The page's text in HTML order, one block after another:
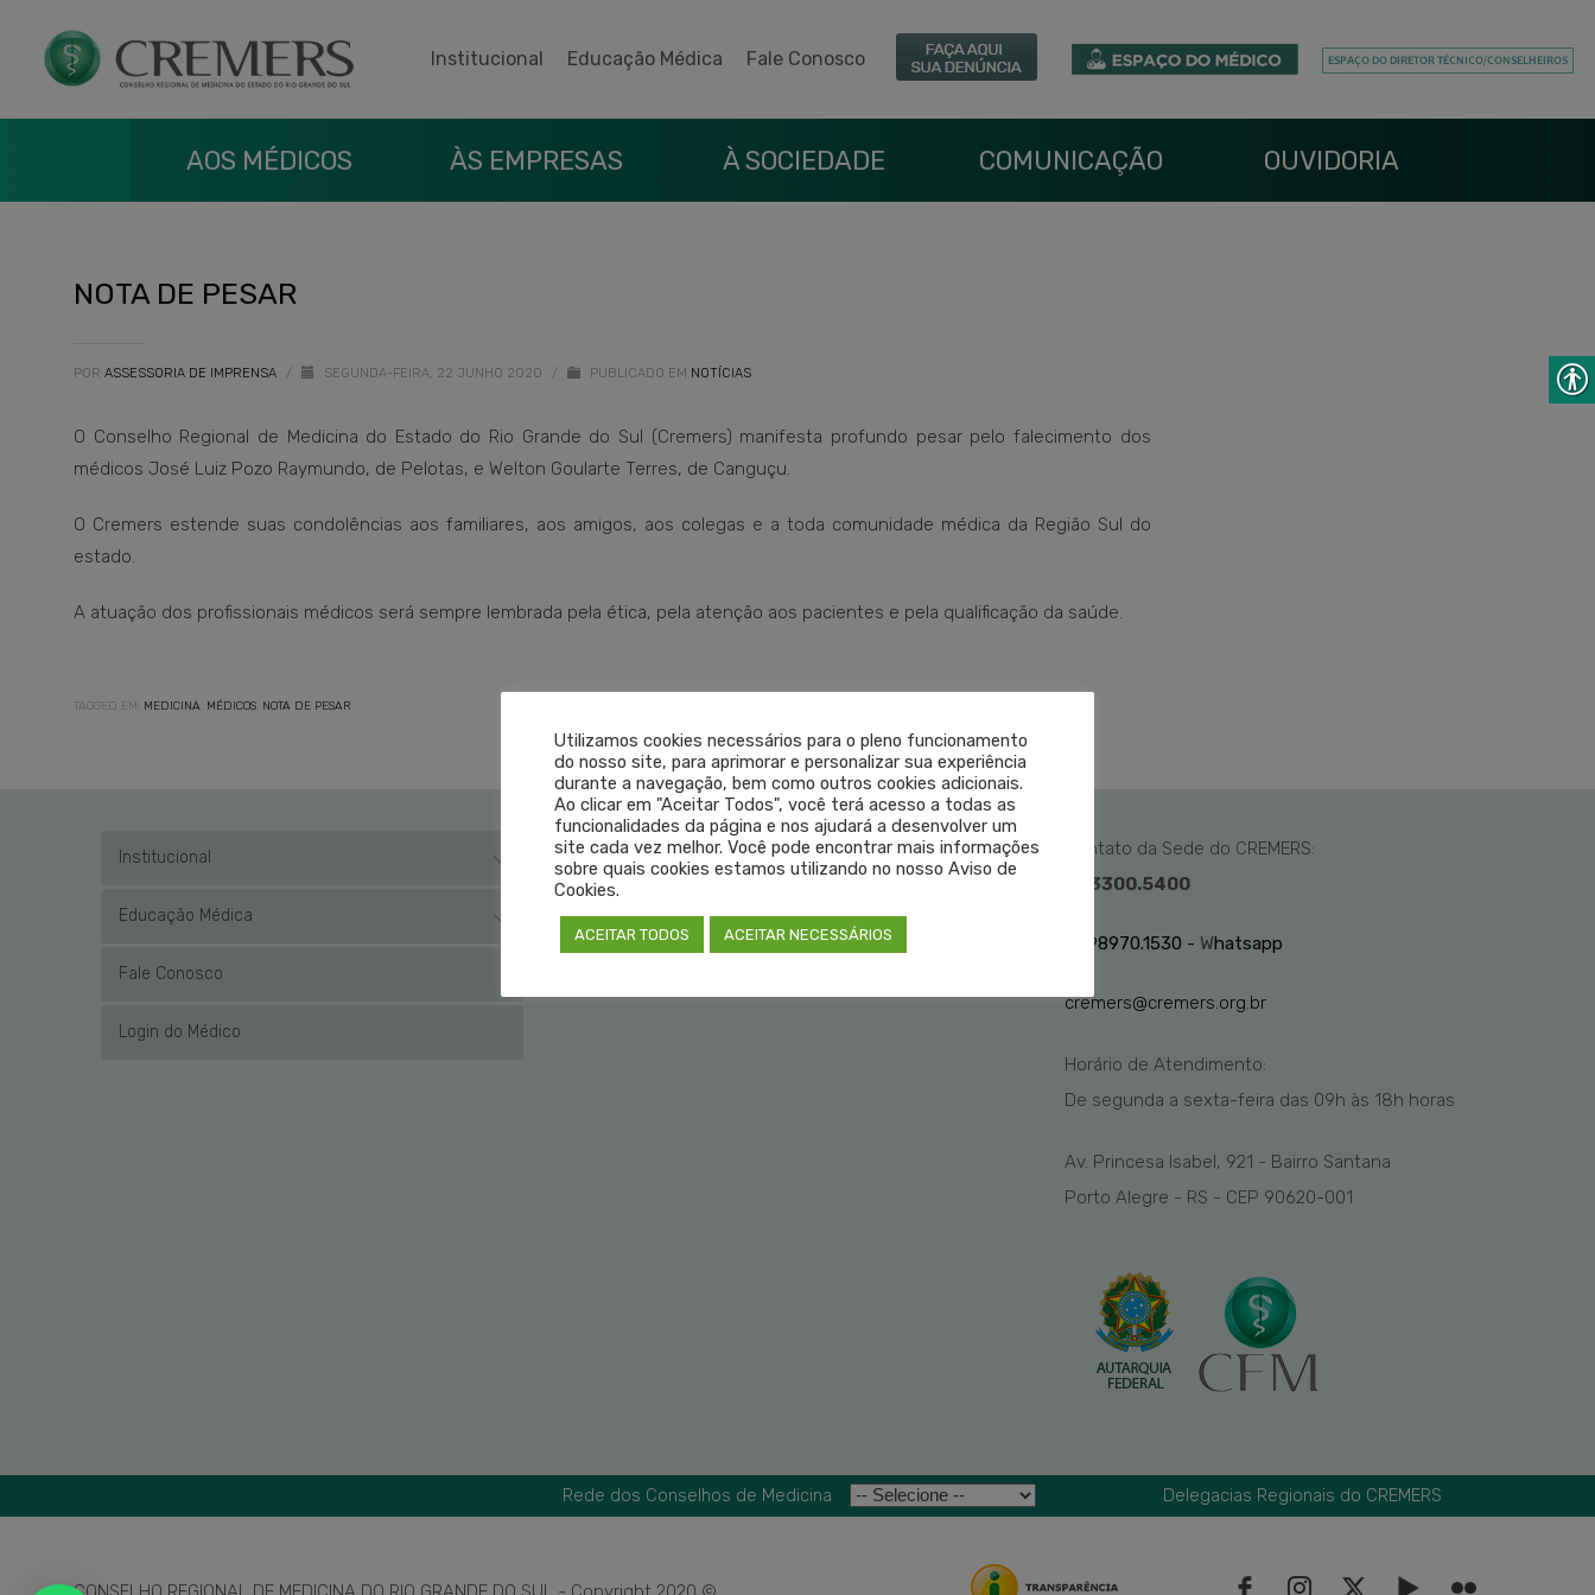
Institucional Educação Médica Fale Conosco
AOS MÉDICOS ÀS EMPRESAS À SOCIEDADE COMUNICAÇÃO OUVIDORIA
NOTA DE PESAR
POR ASSESSORIA DE IMPRENSA / SEGUNDA-FEIRA, 22 JUNHO 2020 / PUBLICADO EM NOTÍCIAS
O Conselho Regional de Medicina do Estado do Rio Grande do Sul (Cremers) manifesta profundo pesar pelo falecimento dos
médicos José Luiz Pozo Raymundo, de Pelotas, e Welton Goularte Terres, de Canguçu.
O Cremers estende suas condolências aos familiares, aos amigos, aos colegas e a toda comunidade médica da Região Sul do
estado.
A atuação dos profissionais médicos será sempre lembrada pela ética, pela atenção aos pacientes e pela qualificação da saúde.
TAGGED EM: MEDICINA MÉDICOS NOTA DE PESAR
Institucional
Educação Médica
Fale Conosco
Login do Médico
Contato da Sede do CREMERS:
51 3300.5400
51 98970.1530 - Whatsapp
cremers@cremers.org.br
Horário de Atendimento:
De segunda a sexta-feira das 09h às 18h horas
Av. Princesa Isabel, 921 - Bairro Santana
Porto Alegre - RS - CEP 90620-001
Rede dos Conselhos de Medicina Delegacias Regionais do CREMERS
Utilizamos cookies necessários para o pleno funcionamento
do nosso site, para aprimorar e personalizar sua experiência
durante a navegação, bem como outros cookies adicionais.
Ao clicar em "Aceitar Todos", você terá acesso a todas as
funcionalidades da página e nos ajudará a desenvolver um
site cada vez melhor. Você pode encontrar mais informações
sobre quais cookies estamos utilizando no nosso Aviso de
Cookies.
ACEITAR TODOS ACEITAR NECESSÁRIOS